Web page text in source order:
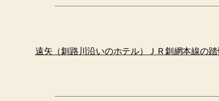
遠矢（釧路川沿いのホテル）ＪＲ釧網本線の踏